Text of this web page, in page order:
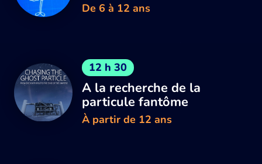
De 6 à 12 ans
12 h 30
A la recherche de la
particule fantôme
À partir de 12 ans